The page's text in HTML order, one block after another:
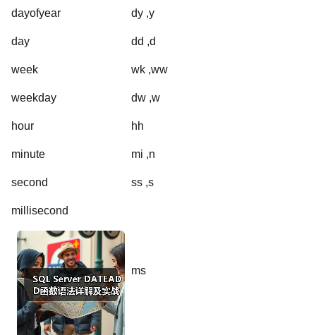
dayofyear dy ,y
day dd ,d
week wk ,ww
weekday dw ,w
hour hh
minute mi ,n
second ss ,s
millisecond
ms